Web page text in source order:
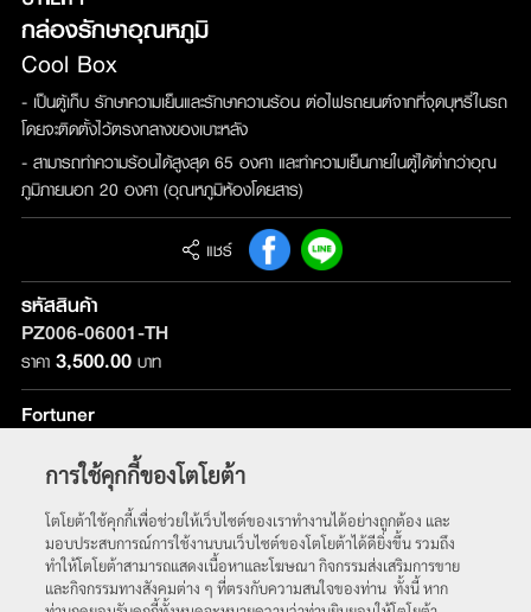
กล่องรักษาอุณหภูมิ
Cool Box
- เป็นตู้เก็บ รักษาความเย็นและรักษาควานร้อน ต่อไฟรถยนต์จากที่จุดบุหรี่ในรถ
โดยจะติดตั้งไว้ตรงกลางของเบาะหลัง
- สามารถทำความร้อนได้สูงสุด 65 องศา และทำความเย็นภายในตู้ได้ต่ำกว่าอุณ
ภูมิภายนอก 20 องศา (อุณหภูมิห้องโดยสาร)
แชร์
รหัสสินค้า
PZ006-06001-TH
ราคา 3,500.00บาท
Fortuner
หน้าหลัก
การใช้คุกกี้ของโตโยต้า
โตโยต้าใช้คุกกี้เพื่อช่วยให้เว็บไซต์ของเราทำงานได้อย่างถูกต้อง และ
มอบประสบการณ์การใช้งานบนเว็บไซต์ของโตโยต้าได้ดียิ่งขึ้น รวมถึง
ทำให้โตโยต้าสามารถแสดงเนื้อหาและโฆษณา กิจกรรมส่งเสริมการขาย
และกิจกรรมทางสังคมต่าง ๆ ที่ตรงกับความสนใจของท่าน ทั้งนี้ หาก